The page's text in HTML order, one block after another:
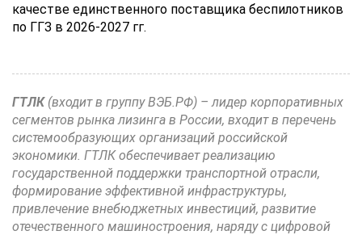
качестве единственного поставщика беспилотников
по ГГЗ в 2026-2027 гг.
ГТЛК(входит в группу ВЭБ.РФ) – лидер корпоративных
сегментов рынка лизинга в России, входит в перечень
системообразующих организаций российской
экономики. ГТЛК обеспечивает реализацию
государственной поддержки транспортной отрасли,
формирование эффективной инфраструктуры,
привлечение внебюджетных инвестиций, развитие
отечественного машиностроения, наряду с цифровой